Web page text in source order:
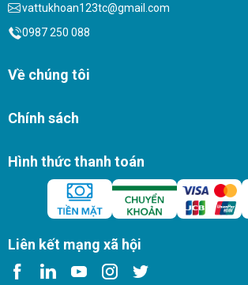
vattukhoan123tc@gmail.com
0987 250 088
Về chúng tôi
Chính sách
Hình thức thanh toán
Liên kết mạng xã hội